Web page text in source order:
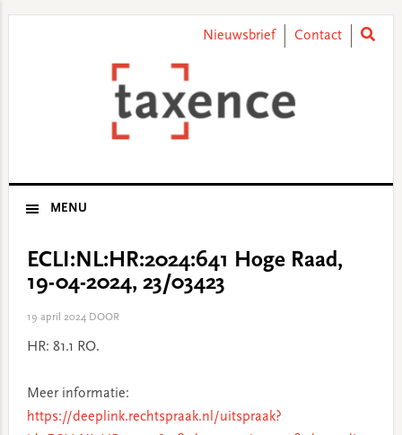
Nieuwsbrief Contact
MENU
ECLI:NL:HR:2024:641 Hoge Raad,
19-04-2024, 23/03423
19 april 2024DOOR
HR: 81.1 RO.
Meer informatie:
https://deeplink.rechtspraak.nl/uitspraak?